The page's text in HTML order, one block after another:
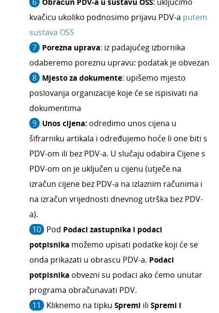
Obračun PDV-a u sustavu OSS: uključimo
kvačicu ukoliko podnosimo prijavu PDV-a putem
sustava OSS
Porezna uprava: iz padajućeg izbornika
odaberemo poreznu upravu: podatak je obvezan
Mjesto za dokumente: upišemo mjesto
poslovanja organizacije koje će se ispisivati na
dokumentima
Unos cijena: odredimo unos cijena u
šifrarniku artikala i određujemo hoće li one biti s
PDV-om ili bez PDV-a. U slučaju odabira Cijene s
PDV-om on je uključen u cijenu (utječe na
izračun cijene bez PDV-a na izlaznim računima i
na izračun vrijednosti dnevnog utrška bez PDV-
a).
Pod Podaci zastupnika i podaci
potpisnika možemo upisati podatke koji će se
onda prikazati u obrascu PDV-a. Podaci
potpisnika obvezni su podaci ako ćemo unutar
programa obračunavati PDV.
Kliknemo na tipku Spremi ili Spremi i